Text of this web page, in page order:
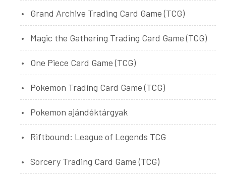
Grand Archive Trading Card Game (TCG)
Magic the Gathering Trading Card Game (TCG)
One Piece Card Game (TCG)
Pokemon Trading Card Game (TCG)
Pokemon ajándéktárgyak
Riftbound: League of Legends TCG
Sorcery Trading Card Game (TCG)